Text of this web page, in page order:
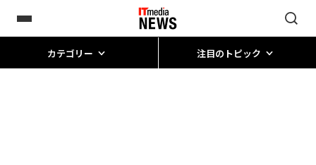
カテゴリー 注目のトピック